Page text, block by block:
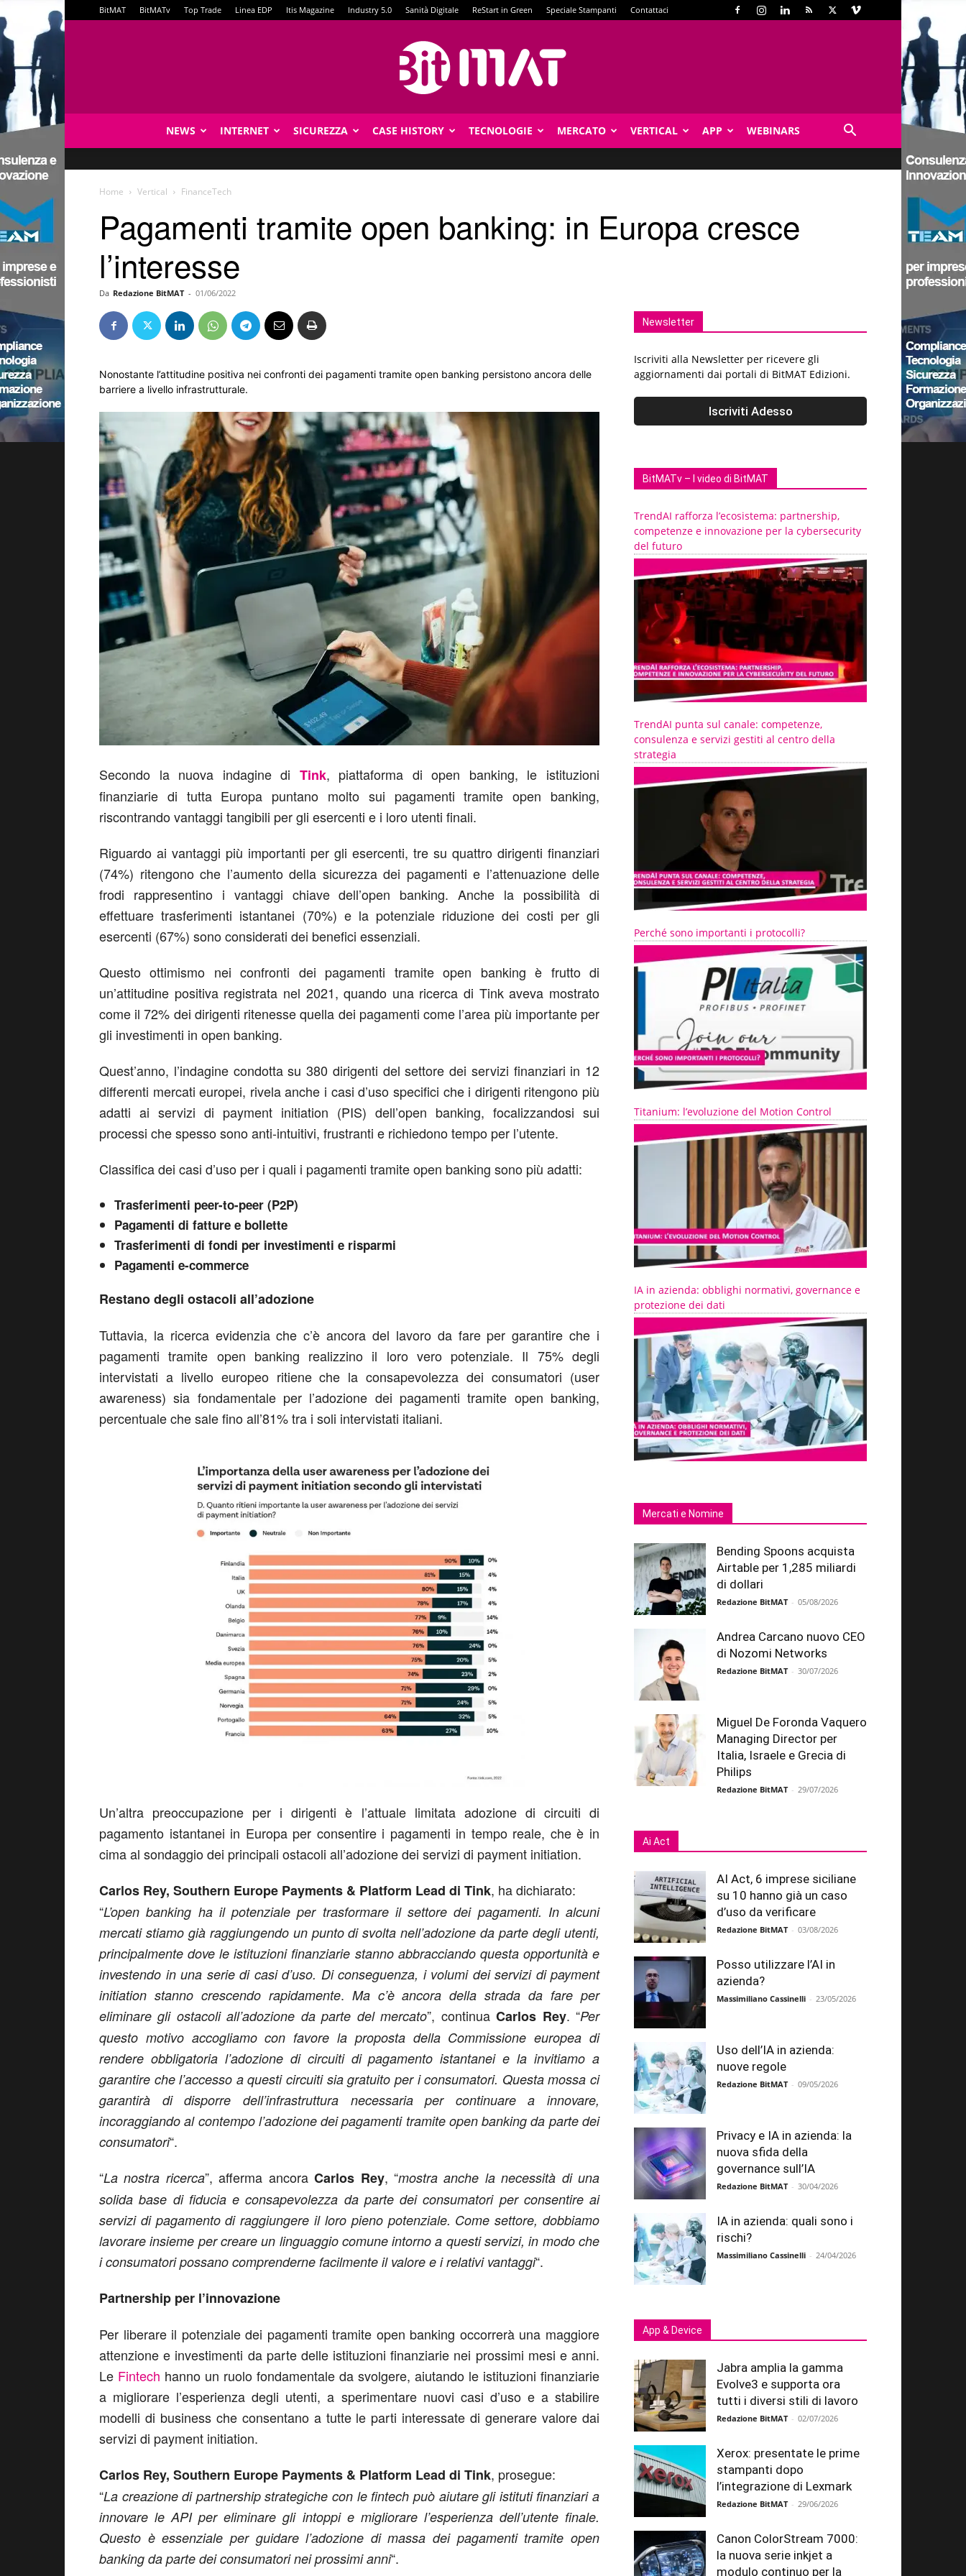
BitMAT BitMATv Top Trade Linea EDP Itis Magazine Industry 5.0 Sanità Digitale ReStart in Green Speciale Stampanti Contattaci
NEWS INTERNET SICUREZZA CASE HISTORY TECNOLOGIE MERCATO VERTICAL APP WEBINARS
Home Vertical FinanceTech
Pagamenti tramite open banking: in Europa cresce
l’interesse
Da Redazione BitMAT - 01/06/2022
Nonostante l’attitudine positiva nei confronti dei pagamenti tramite open banking persistono ancora delle
barriere a livello infrastrutturale.
Secondo la nuova indagine di Tink, piattaforma di open banking, le istituzioni
finanziarie di tutta Europa puntano molto sui pagamenti tramite open banking,
riscontrando vantaggi tangibili per gli esercenti e i loro utenti finali.
Riguardo ai vantaggi più importanti per gli esercenti, tre su quattro dirigenti finanziari
(74%) ritengono che l’aumento della sicurezza dei pagamenti e l’attenuazione delle
frodi rappresentino i vantaggi chiave dell’open banking. Anche la possibilità di
effettuare trasferimenti istantanei (70%) e la potenziale riduzione dei costi per gli
esercenti (67%) sono considerati dei benefici essenziali.
Questo ottimismo nei confronti dei pagamenti tramite open banking è frutto di
un’attitudine positiva registrata nel 2021, quando una ricerca di Tink aveva mostrato
come il 72% dei dirigenti ritenesse quella dei pagamenti come l’area più importante per
gli investimenti in open banking.
Quest’anno, l’indagine condotta su 380 dirigenti del settore dei servizi finanziari in 12
differenti mercati europei, rivela anche i casi d’uso specifici che i dirigenti ritengono più
adatti ai servizi di payment initiation (PIS) dell’open banking, focalizzandosi sui
processi che spesso sono anti-intuitivi, frustranti e richiedono tempo per l’utente.
Classifica dei casi d’uso per i quali i pagamenti tramite open banking sono più adatti:
Trasferimenti peer-to-peer (P2P)
Pagamenti di fatture e bollette
Trasferimenti di fondi per investimenti e risparmi
Pagamenti e-commerce
Restano degli ostacoli all’adozione
Tuttavia, la ricerca evidenzia che c’è ancora del lavoro da fare per garantire che i
pagamenti tramite open banking realizzino il loro vero potenziale. Il 75% degli
intervistati a livello europeo ritiene che la consapevolezza dei consumatori (user
awareness) sia fondamentale per l’adozione dei pagamenti tramite open banking,
percentuale che sale fino all’81% tra i soli intervistati italiani.
Un’altra preoccupazione per i dirigenti è l’attuale limitata adozione di circuiti di
pagamento istantanei in Europa per consentire i pagamenti in tempo reale, che è in
cima al sondaggio dei principali ostacoli all’adozione dei servizi di payment initiation.
Carlos Rey, Southern Europe Payments & Platform Lead di Tink, ha dichiarato:
“L’open banking ha il potenziale per trasformare il settore dei pagamenti. In alcuni
mercati stiamo già raggiungendo un punto di svolta nell’adozione da parte degli utenti,
principalmente dove le istituzioni finanziarie stanno abbracciando questa opportunità e
investendo in una serie di casi d’uso. Di conseguenza, i volumi dei servizi di payment
initiation stanno crescendo rapidamente. Ma c’è ancora della strada da fare per
eliminare gli ostacoli all’adozione da parte del mercato”, continuaCarlos Rey. “Per
questo motivo accogliamo con favore la proposta della Commissione europea di
rendere obbligatoria l’adozione di circuiti di pagamento istantanei e la invitiamo a
garantire che l’accesso a questi circuiti sia gratuito per i consumatori. Questa mossa ci
garantirà di disporre dell’infrastruttura necessaria per continuare a innovare,
incoraggiando al contempo l’adozione dei pagamenti tramite open banking da parte dei
consumatori“.
“La nostra ricerca”, afferma ancoraCarlos Rey, “mostra anche la necessità di una
solida base di fiducia e consapevolezza da parte dei consumatori per consentire ai
servizi di pagamento di raggiungere il loro pieno potenziale. Come settore, dobbiamo
lavorare insieme per creare un linguaggio comune intorno a questi servizi, in modo che
i consumatori possano comprenderne facilmente il valore e i relativi vantaggi“.
Partnership per l’innovazione
Per liberare il potenziale dei pagamenti tramite open banking occorrerà una maggiore
attenzione e investimenti da parte delle istituzioni finanziarie nei prossimi mesi e anni.
Le Fintech hanno un ruolo fondamentale da svolgere, aiutando le istituzioni finanziarie
a migliorare l’esperienza degli utenti, a sperimentare nuovi casi d’uso e a stabilire
modelli di business che consentano a tutte le parti interessate di generare valore dai
servizi di payment initiation.
Carlos Rey, Southern Europe Payments & Platform Lead di Tink, prosegue:
“La creazione di partnership strategiche con le fintech può aiutare gli istituti finanziari a
innovare le API per eliminare gli intoppi e migliorare l’esperienza dell’utente finale.
Questo è essenziale per guidare l’adozione di massa dei pagamenti tramite open
banking da parte dei consumatori nei prossimi anni“.
Newsletter
Iscriviti alla Newsletter per ricevere gli
aggiornamenti dai portali di BitMAT Edizioni.
BitMATv – I video di BitMAT
TrendAI rafforza l’ecosistema: partnership,
competenze e innovazione per la cybersecurity
del futuro
TrendAI punta sul canale: competenze,
consulenza e servizi gestiti al centro della
strategia
Perché sono importanti i protocolli?
Titanium: l’evoluzione del Motion Control
IA in azienda: obblighi normativi, governance e
protezione dei dati
Mercati e Nomine
Bending Spoons acquista
Airtable per 1,285 miliardi
di dollari
Redazione BitMAT - 05/08/2026
Andrea Carcano nuovo CEO
di Nozomi Networks
Redazione BitMAT - 30/07/2026
Miguel De Foronda Vaquero
Managing Director per
Italia, Israele e Grecia di
Philips
Redazione BitMAT - 29/07/2026
Ai Act
AI Act, 6 imprese siciliane
su 10 hanno già un caso
d’uso da verificare
Redazione BitMAT - 03/08/2026
Posso utilizzare l’AI in
azienda?
Massimiliano Cassinelli - 23/05/2026
Uso dell’IA in azienda:
nuove regole
Redazione BitMAT - 09/05/2026
Privacy e IA in azienda: la
nuova sfida della
governance sull’IA
Redazione BitMAT - 30/04/2026
IA in azienda: quali sono i
rischi?
Massimiliano Cassinelli - 24/04/2026
App & Device
Jabra amplia la gamma
Evolve3 e supporta ora
tutti i diversi stili di lavoro
Redazione BitMAT - 02/07/2026
Xerox: presentate le prime
stampanti dopo
l’integrazione di Lexmark
Redazione BitMAT - 29/06/2026
Canon ColorStream 7000:
la nuova serie inkjet a
modulo continuo per la